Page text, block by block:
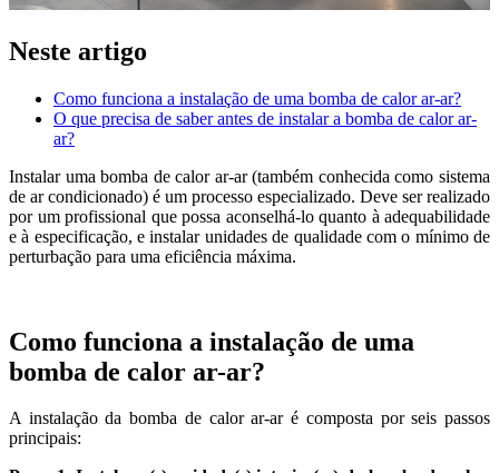
Neste artigo
Como funciona a instalação de uma bomba de calor ar-ar?
O que precisa de saber antes de instalar a bomba de calor ar-
ar?
Instalar uma bomba de calor ar-ar (também conhecida como sistema
de ar condicionado) é um processo especializado. Deve ser realizado
por um profissional que possa aconselhá-lo quanto à adequabilidade
e à especificação, e instalar unidades de qualidade com o mínimo de
perturbação para uma eficiência máxima.
Como funciona a instalação de uma
bomba de calor ar-ar?
A instalação da bomba de calor ar-ar é composta por seis passos
principais: